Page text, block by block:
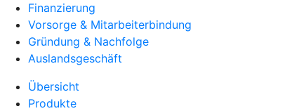
Finanzierung
Vorsorge & Mitarbeiterbindung
Gründung & Nachfolge
Auslandsgeschäft
Übersicht
Produkte